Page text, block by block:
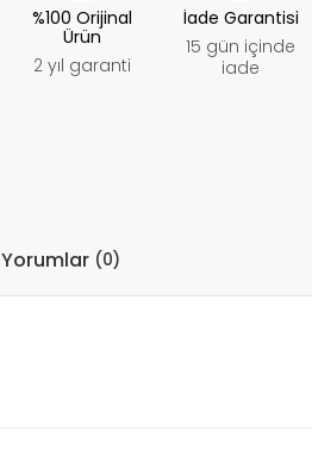
%100 Orijinal
Ürün
2 yıl garanti
İade Garantisi
15 gün içinde
iade
Yorumlar (0)